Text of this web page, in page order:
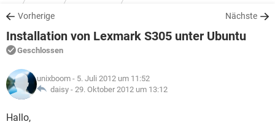
WINDOWS 10
WHATSAPP TIKTOK
FACEBOOK
SPIELE
WINDOWS 10
WHATSAPP
FACEBOOK HARDWARE
DOWNLOADS
SPIELE STREAMING
ANDROID
WINDOWS 10 INSTAGRAM
WHATSAPP
FACEBOOK
FORUM
SPIELE
ANDROID IOS
LEXIKON
SPIELE
ANDROID
Vorherige Nächste
Installation von Lexmark S305 unter Ubuntu
Geschlossen
unixboom - 5. Juli 2012 um 11:52
daisy - 29. Oktober 2012 um 13:12
Hallo,